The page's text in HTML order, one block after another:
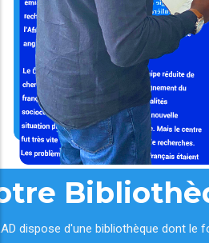
dispose d'une bibliothèque dont le